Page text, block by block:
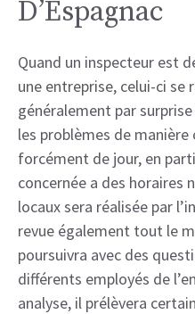
D’Espagnac
Quand un inspecteur est
une entreprise, celui-ci se
généralement par
les problèmes de
forcément de jour, en
concernée a des horaires
locaux sera réalisée par
revue également tout le
poursuivra avec des
différents employés de
analyse, il prélèvera